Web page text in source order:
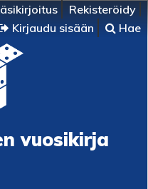
Rekisteröidy
Kirjaudu sisään
Hae
vuosikirja